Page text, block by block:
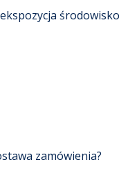
zamówienia?